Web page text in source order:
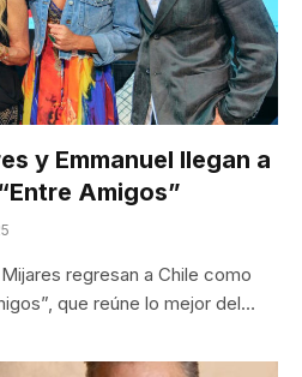
y Emmanuel llegan a
Amigos”
regresan a Chile como
que reúne lo mejor del…